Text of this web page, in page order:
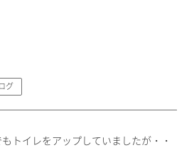
グ
トイレをアップしていましたが・・